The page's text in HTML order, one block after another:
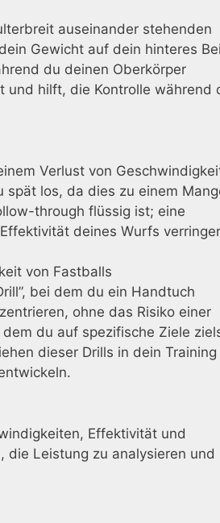
auseinander stehenden
Gewicht auf dein hinteres
du deinen Oberkörper
und hilft, die Kontrolle während
Verlust von
spät los, da dies zu einem
through flüssig ist; eine
deines Wurfs
von Fastballs
bei dem du ein Handtuch
ohne das Risiko einer
du auf spezifische Ziele
dieser Drills in dein Training
Effektivität und
die Leistung zu analysieren und